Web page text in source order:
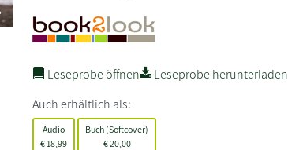
Leseprobe öffnen
Leseprobe herunterladen
Auch erhältlich als:
Audio
€ 18,99
Buch (Softcover)
€20,00